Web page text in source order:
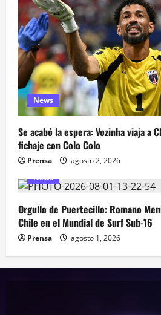
News
Se acabó la espera: Vozinha viaja a
fichaje con Colo Colo
Prensa
agosto 2, 2026
News
Orgullo de Puertecillo: Romano
Chile en el Mundial de Surf Sub-16
Prensa agosto 1, 2026